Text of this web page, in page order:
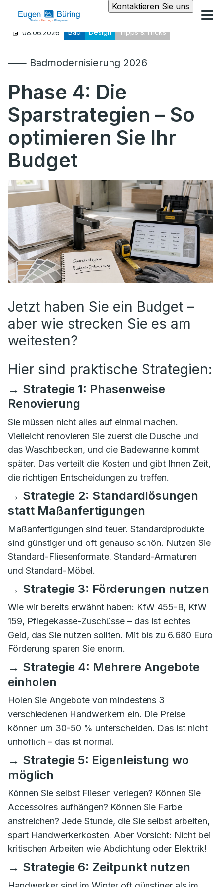
Kontaktieren Sie uns
08.06.2026 Bad Design Tipps & Tricks
⸺ Badmodernisierung 2026
Phase 4: Die
Sparstrategien – So
optimieren Sie Ihr
Budget
Jetzt haben Sie ein Budget –
aber wie strecken Sie es am
weitesten?
Hier sind praktische Strategien:
→ Strategie 1: Phasenweise
Renovierung
Sie müssen nicht alles auf einmal machen.
Vielleicht renovieren Sie zuerst die Dusche und
das Waschbecken, und die Badewanne kommt
später. Das verteilt die Kosten und gibt Ihnen Zeit,
die richtigen Entscheidungen zu treffen.
→ Strategie 2: Standardlösungen
statt Maßanfertigungen
Maßanfertigungen sind teuer. Standardprodukte
sind günstiger und oft genauso schön. Nutzen Sie
Standard-Fliesenformate, Standard-Armaturen
und Standard-Möbel.
→ Strategie 3: Förderungen nutzen
Wie wir bereits erwähnt haben: KfW 455-B, KfW
159, Pflegekasse-Zuschüsse – das ist echtes
Geld, das Sie nutzen sollten. Mit bis zu 6.680 Euro
Förderung sparen Sie enorm.
→ Strategie 4: Mehrere Angebote
einholen
Holen Sie Angebote von mindestens 3
verschiedenen Handwerkern ein. Die Preise
können um 30-50 % unterscheiden. Das ist nicht
unhöflich – das ist normal.
→ Strategie 5: Eigenleistung wo
möglich
Können Sie selbst Fliesen verlegen? Können Sie
Accessoires aufhängen? Können Sie Farbe
anstreichen? Jede Stunde, die Sie selbst arbeiten,
spart Handwerkerkosten. Aber Vorsicht: Nicht bei
kritischen Arbeiten wie Abdichtung oder Elektrik!
→ Strategie 6: Zeitpunkt nutzen